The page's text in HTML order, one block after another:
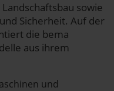
sowie
Sicherheit. Auf der
die bema
aus ihrem
und